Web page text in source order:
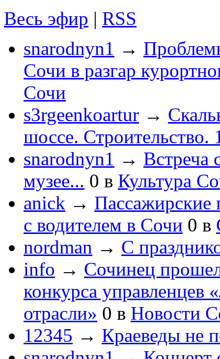
Весь эфир | RSS
snarodnyn1 →
Сочи в разгар
Сочи
s3rgeenkoartur →
шоссе. Строительство.
snarodnyn1 → Встреча
музее... 0 в Культура
anick → Пассажирские
с водителем в Сочи 0 в
nordman → С
info → Сочинец
конкурса управленцев
отрасли» 0 в Новости
12345 → Краеведы не